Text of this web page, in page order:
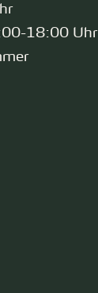
18:00 Uhr